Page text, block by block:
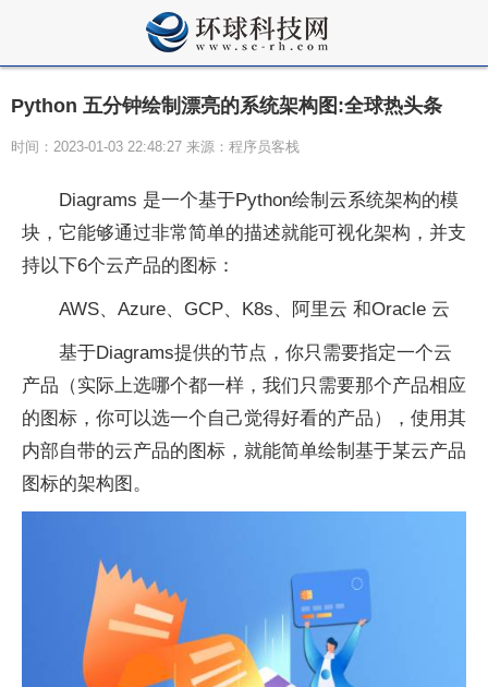
Python 五分钟绘制漂亮的系统架构图:全球热头条
时间：2023-01-03 22:48:27 来源：程序员客栈
Diagrams 是一个基于Python绘制云系统架构的模
块，它能够通过非常简单的描述就能可视化架构，并支
持以下6个云产品的图标：
AWS、Azure、GCP、K8s、阿里云 和Oracle 云
基于Diagrams提供的节点，你只需要指定一个云
产品（实际上选哪个都一样，我们只需要那个产品相应
的图标，你可以选一个自己觉得好看的产品），使用其
内部自带的云产品的图标，就能简单绘制基于某云产品
图标的架构图。